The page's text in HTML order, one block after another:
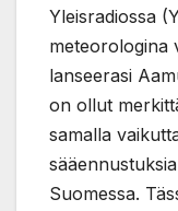
Yleisradiossa
meteorologina
lanseerasi
on ollut
samalla
Suomessa.